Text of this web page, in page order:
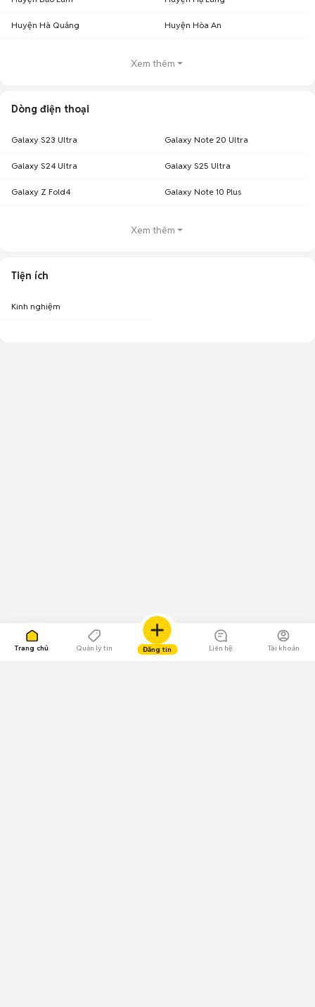
Trang chủ Quản lý tin Đăng tin Liên hệ Tài khoản
Huyện Hà Quảng Huyện Hòa An
Xem thêm
Dòng điện thoại
Galaxy S23 Ultra Galaxy Note 20 Ultra
Galaxy S24 Ultra Galaxy S25 Ultra
Galaxy Z Fold4 Galaxy Note 10 Plus
Xem thêm
Tiện ích
Kinh nghiệm